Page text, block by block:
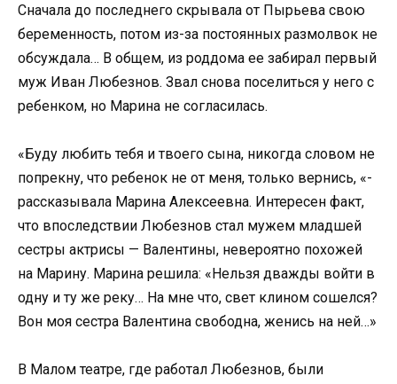
Сначала до последнего скрывала от Пырьева свою
беременность, потом из-за постоянных размолвок не
обсуждала… В общем, из роддома ее забирал первый
муж Иван Любезнов. Звал снова поселиться у него с
ребенком, но Марина не согласилась.
«Буду любить тебя и твоего сына, никогда словом не
попрекну, что ребенок не от меня, только вернись, «-
рассказывала Марина Алексеевна. Интересен факт,
что впоследствии Любезнов стал мужем младшей
сестры актрисы — Валентины, невероятно похожей
на Марину. Марина решила: «Нельзя дважды войти в
одну и ту же реку… На мне что, свет клином сошелся?
Вон моя сестра Валентина свободна, женись на ней…»
В Малом театре, где работал Любезнов, были